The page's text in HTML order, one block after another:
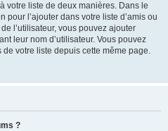
votre liste de deux manières. Dans le
pour l’ajouter dans votre liste d’amis ou
l’utilisateur, vous pouvez ajouter
leur nom d’utilisateur. Vous pouvez
votre liste depuis cette même page.
?